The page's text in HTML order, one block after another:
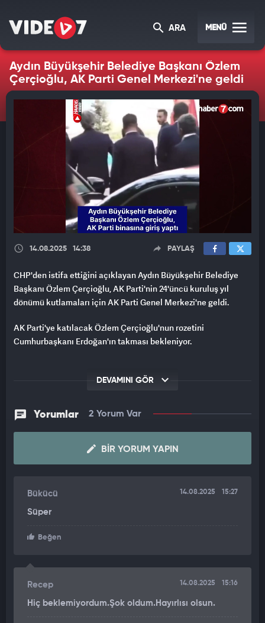
ARA MENÜ
Aydın Büyükşehir Belediye Başkanı Özlem
Çerçioğlu, AK Parti Genel Merkezi'ne geldi
14.08.2025 14:38 PAYLAŞ
CHP'den istifa ettiğini açıklayan Aydın Büyükşehir Belediye
Başkanı Özlem Çerçioğlu, AK Parti'nin 24'üncü kuruluş yıl
dönümü kutlamaları için AK Parti Genel Merkezi'ne geldi.
AK Parti'ye katılacak Özlem Çerçioğlu'nun rozetini
Cumhurbaşkanı Erdoğan'ın takması bekleniyor.
DEVAMINI GÖR
Yorumlar 2 Yorum Var
BIR YORUM YAPIN
Bükücü 14.08.2025 15:27
Süper
Beğen
Recep 14.08.2025 15:16
Hiç beklemiyordum.Şok oldum.Hayırlısı olsun.